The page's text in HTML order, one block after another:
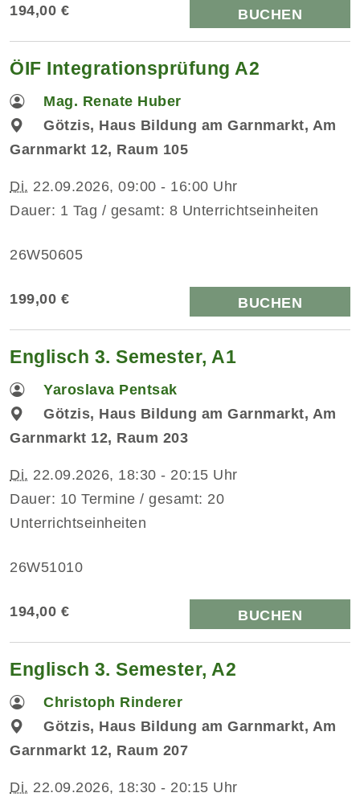
194,00 € BUCHEN
ÖIF Integrationsprüfung A2
Mag. Renate Huber
Götzis, Haus Bildung am Garnmarkt, Am
Garnmarkt 12, Raum 105
Di. 22.09.2026, 09:00 - 16:00 Uhr
Dauer: 1 Tag / gesamt: 8 Unterrichtseinheiten
26W50605
199,00 € BUCHEN
Englisch 3. Semester, A1
Yaroslava Pentsak
Götzis, Haus Bildung am Garnmarkt, Am
Garnmarkt 12, Raum 203
Di. 22.09.2026, 18:30 - 20:15 Uhr
Dauer: 10 Termine / gesamt: 20
Unterrichtseinheiten
26W51010
194,00 € BUCHEN
Englisch 3. Semester, A2
Christoph Rinderer
Götzis, Haus Bildung am Garnmarkt, Am
Garnmarkt 12, Raum 207
Di. 22.09.2026, 18:30 - 20:15 Uhr